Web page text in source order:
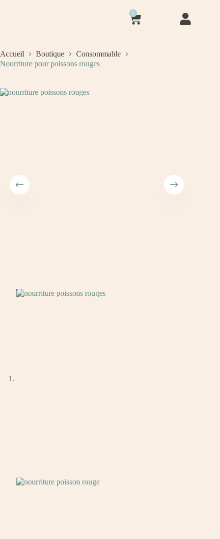
0
Accueil Boutique
Consommable
Nourriture pour poissons rouges